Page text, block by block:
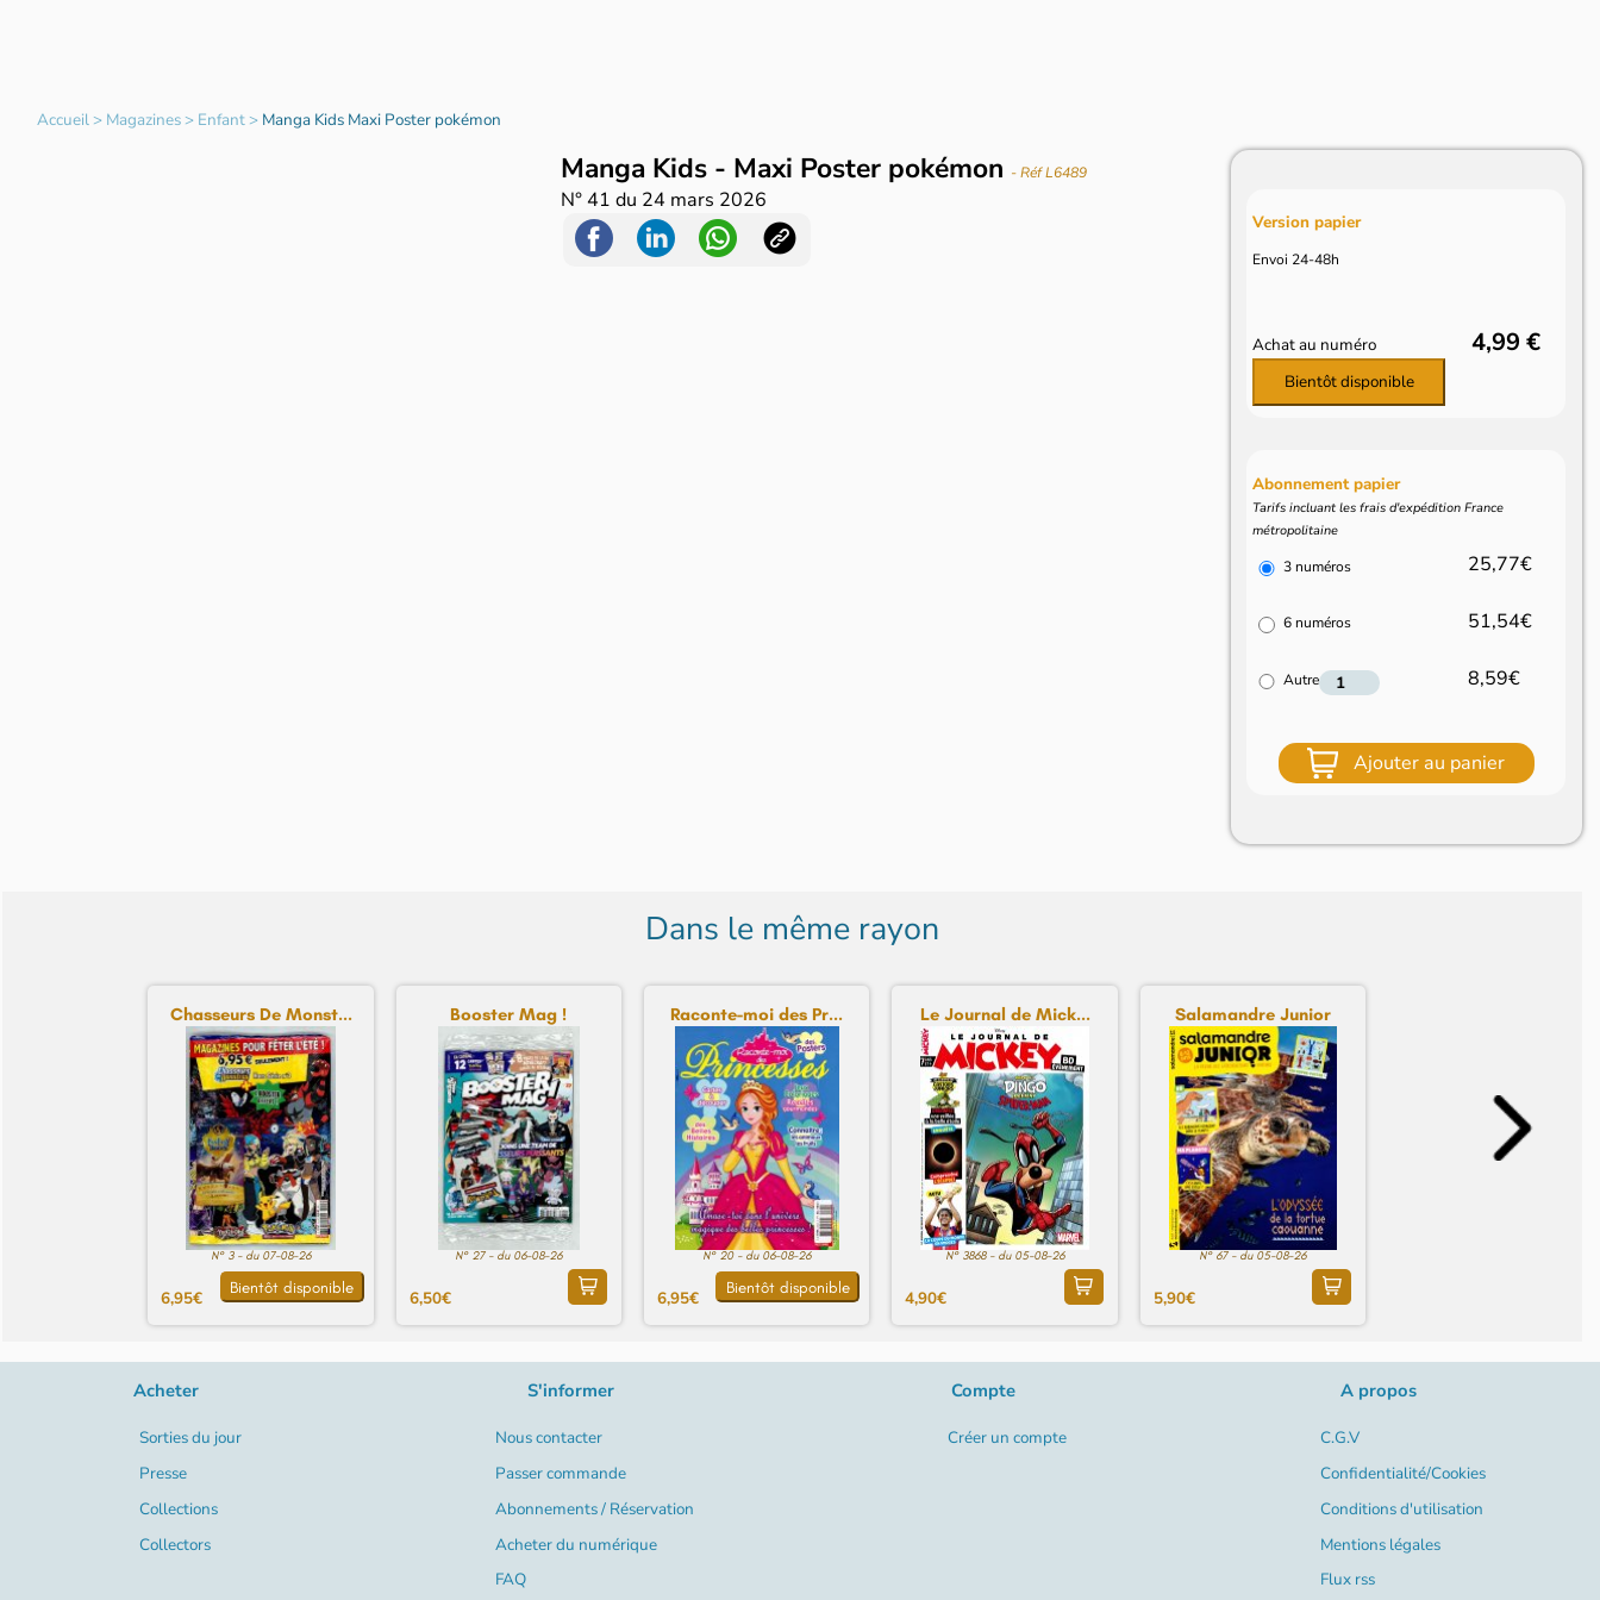
Accueil> Magazines> Enfant> Manga Kids Maxi Poster pokémon
Manga Kids - Maxi Poster pokémon - Réf L6489
N°41 du 24 mars 2026
Version papier
Envoi 24-48h
Achat au numéro 4,99 €
Bientôt disponible
Abonnement papier
Tarifs incluant les frais d'expédition France
métropolitaine
3 numéros 25,77€
6 numéros 51,54€
Autre 8,59€
Ajouter au panier
Dans le même rayon
Chasseurs De Monst...
N° 3 - du 07-08-26
6,95€ Bientôt disponible
Booster Mag !
N° 27 - du 06-08-26
6,50€
Raconte-moi des Pr...
N° 20 - du 06-08-26
6,95€ Bientôt disponible
Le Journal de Mick...
N° 3868 - du 05-08-26
4,90€
Salamandre Junior
N° 67 - du 05-08-26
5,90€
Acheter
Sorties du jour
Presse
Collections
Collectors
S'informer
Nous contacter
Passer commande
Abonnements / Réservation
Acheter du numérique
FAQ
Compte
Créer un compte
A propos
C.G.V
Confidentialité/Cookies
Conditions d'utilisation
Mentions légales
Flux rss